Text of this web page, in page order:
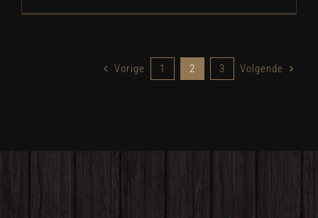
Vorige 1 2 3 Volgende